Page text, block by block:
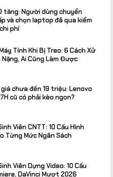
tăng: Người dùng chuyển
và chọn laptop đã qua kiểm
phí
Tính Khi Bị Treo: 6 Cách Xử
Ai Cũng Làm Được
giá chưa đến 19 triệu: Lenovo
cũ có phải kèo ngon?
Viên CNTT: 10 Cấu Hình
Từng Mức Ngân Sách
Viên Dựng Video: 10 Cấu
DaVinci Mượt 2026